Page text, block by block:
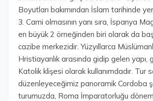
Boyutları bakımından İslam tarihinde
3. Cami olmasının yanı sıra, İspanya
en büyük 2 örneğinden biri olarak da
cazibe merkezidir. Yüzyıllarca
Hristiayanlık arasında gidip gelen yapı,
Katolik klişesi olarak kullanımdadır. Tur
düzenleyeceğimiz panoramik Cordoba
turumuzda, Roma İmparatorluğu